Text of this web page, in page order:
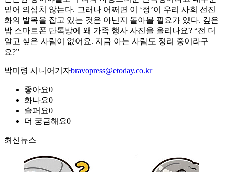
믿어 의심치 않는다. 그러나 어쩌면 이 ‘정’이 우리 사회 선진
화의 발목을 잡고 있는 것은 아닌지 돌아볼 필요가 있다. 깊은
밤 스마트폰 단톡방에 왜 가족 행사 사진을 올리나요? “전 더
알고 싶은 사람이 없어요. 지금 아는 사람도 정리 중이라구
요?”
박미령 시니어기자bravopress@etoday.co.kr
좋아요0
화나요0
슬퍼요0
더 궁금해요0
최신뉴스